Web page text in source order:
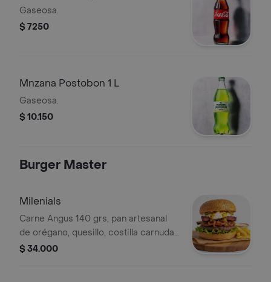
Gaseosa.
$ 7250
Mnzana Postobon 1 L
Gaseosa.
$ 10.150
Burger Master
Milenials
Carne Angus 140 grs, pan artesanal
de orégano, quesillo, costilla carnuda,
pepinillos dulces, cebolla
$ 34.000